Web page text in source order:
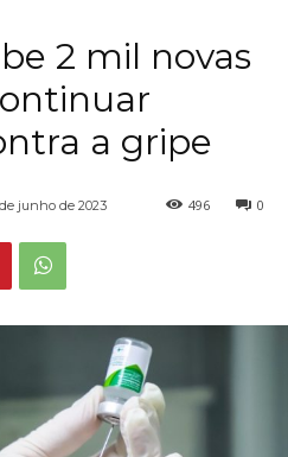
2 mil novas
a gripe
junho de 2023 0
496